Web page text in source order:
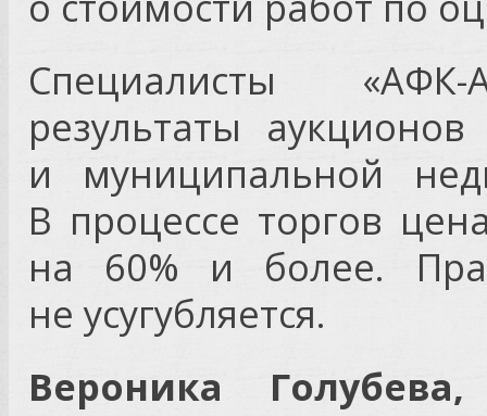
Специалисты «АФК-
результаты
и муниципальной
В процессе торгов
на 60% и более.
не усугубляется.
Вероника